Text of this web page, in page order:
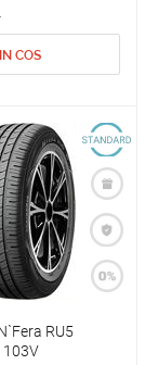
IN COS
RU5